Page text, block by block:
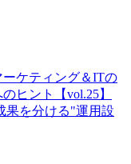
ケティング＆ITの
ヒント【vol.25】
果を分ける"運用設